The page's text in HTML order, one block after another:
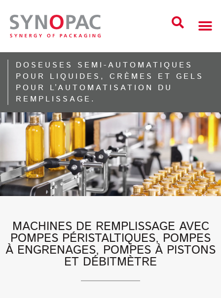
DOSEUSES SEMI-AUTOMATIQUES
POUR LIQUIDES, CRÈMES ET GELS
POUR L’AUTOMATISATION DU
REMPLISSAGE.
MACHINES DE REMPLISSAGE AVEC
POMPES PÉRISTALTIQUES, POMPES
À ENGRENAGES, POMPES À PISTONS
ET DÉBITMÈTRE